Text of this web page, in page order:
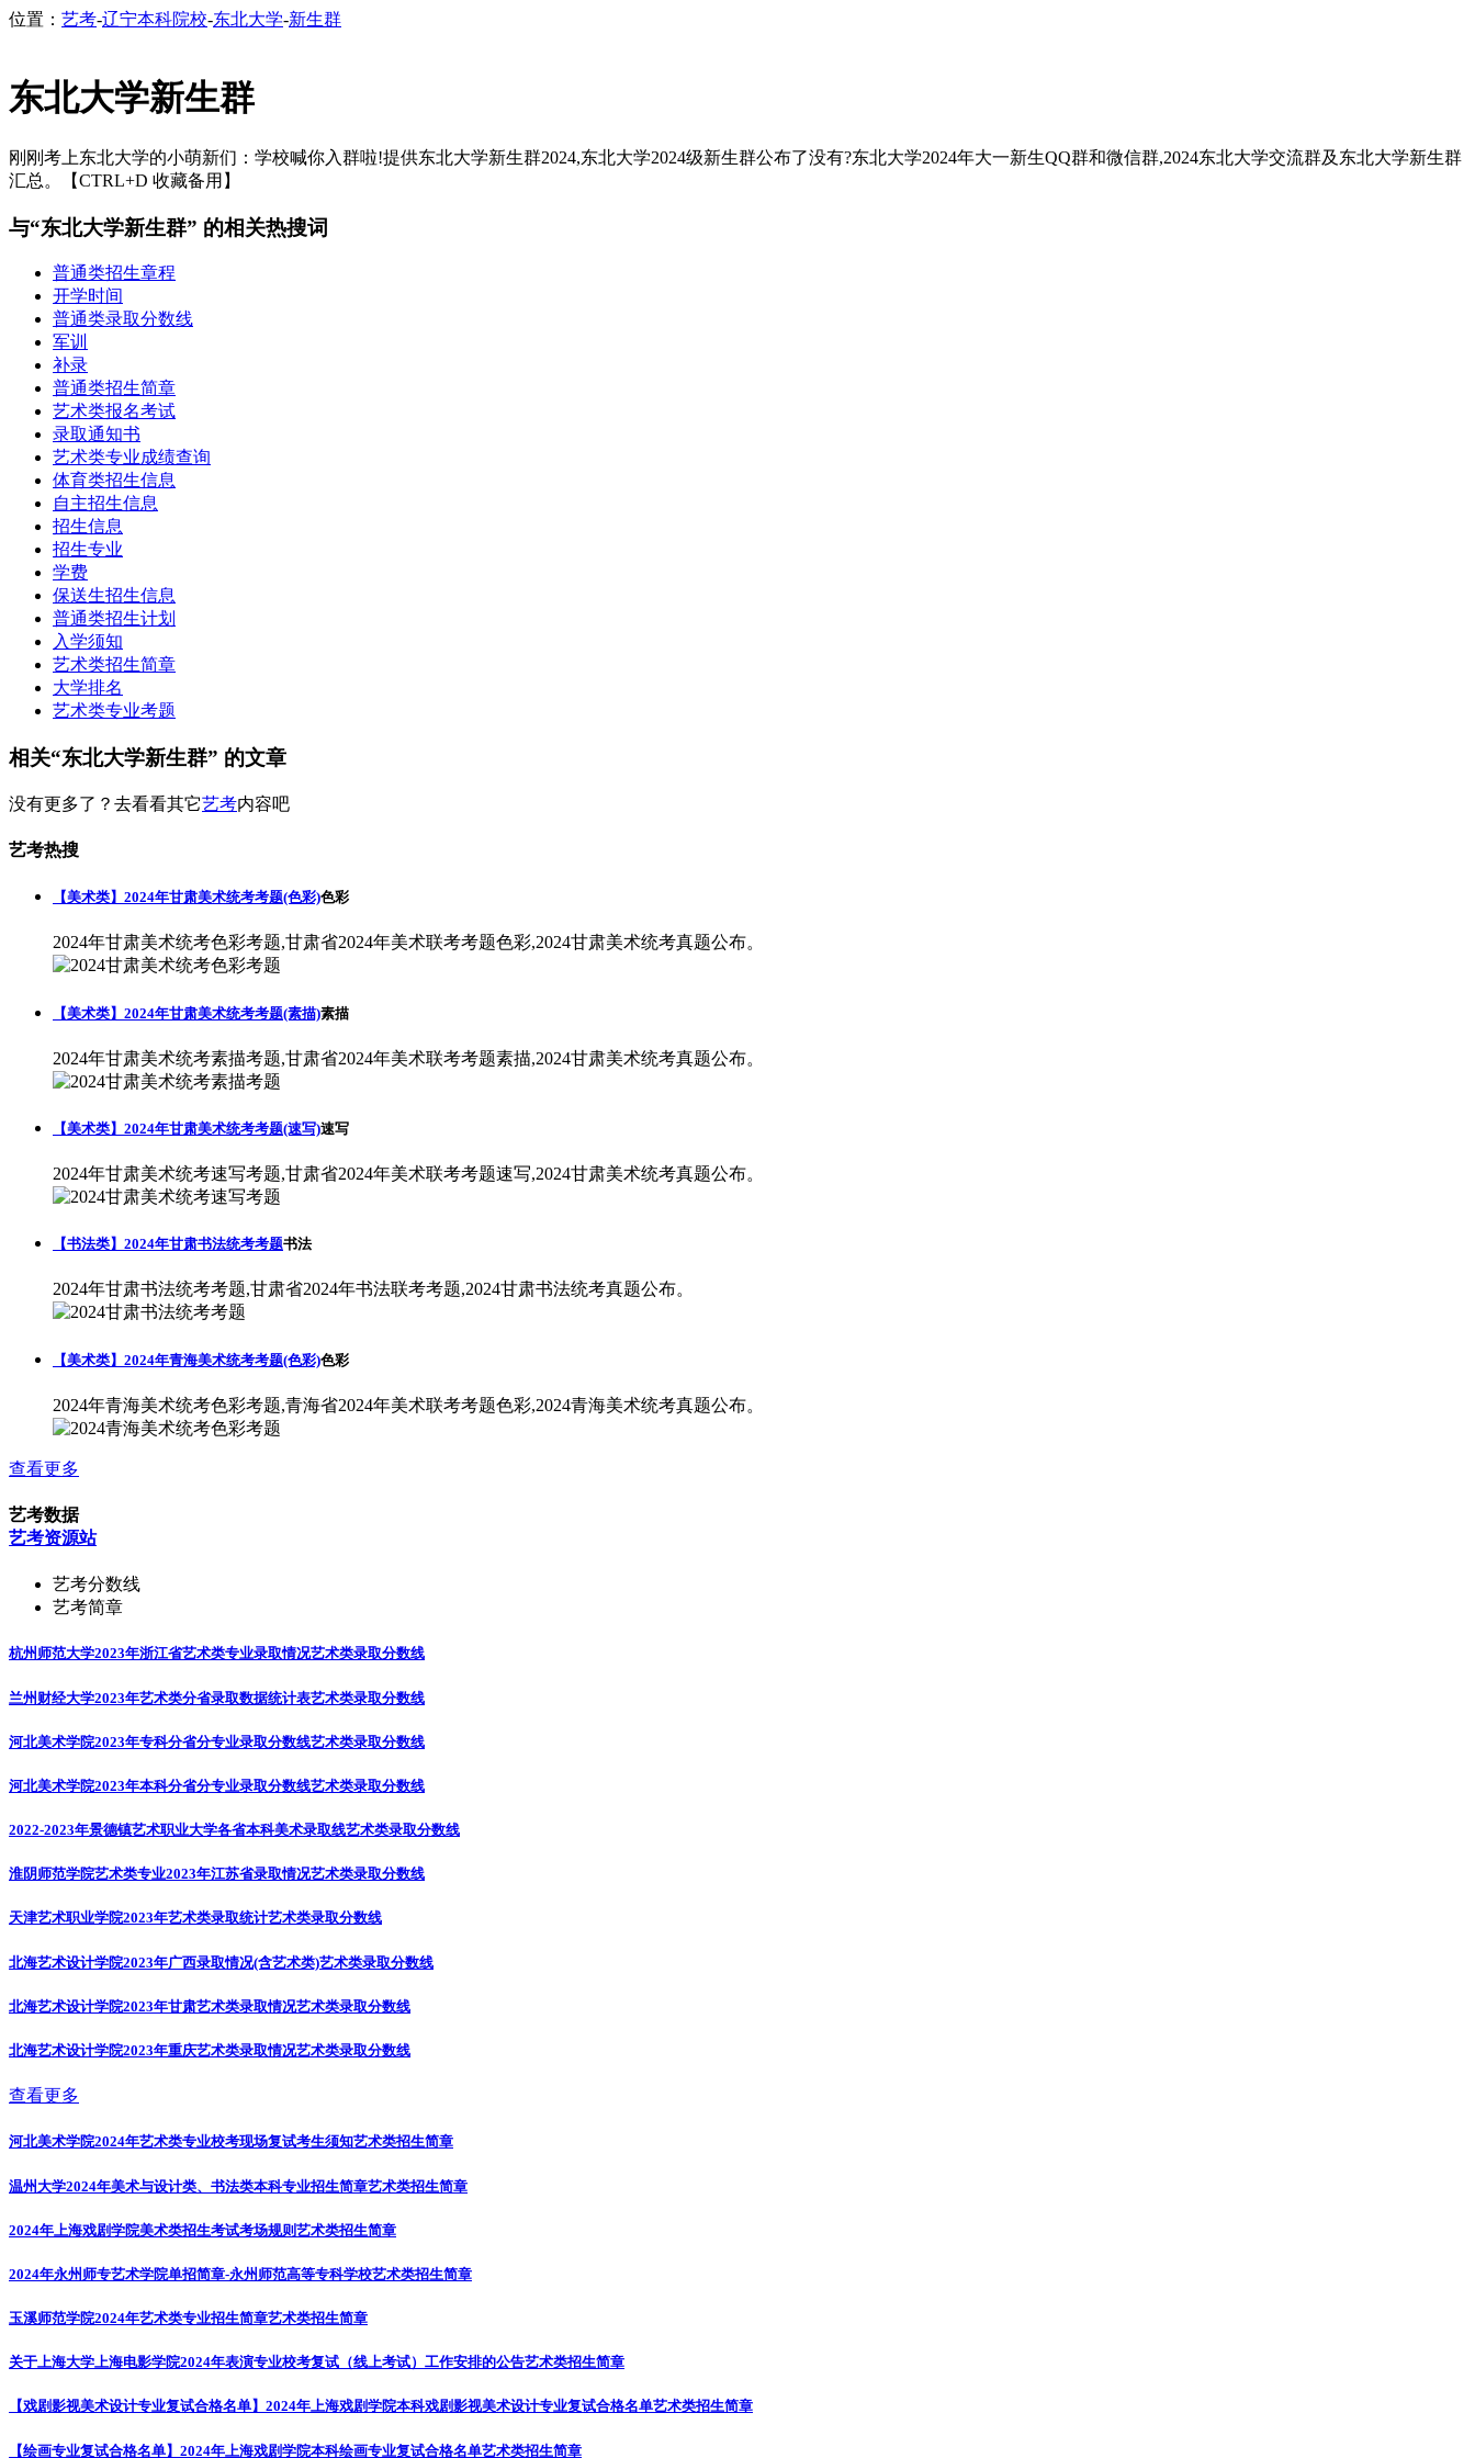
位置： 艺考-辽宁本科院校-东北大学-新生群
东北大学新生群
刚刚考上东北大学的小萌新们：学校喊你入群啦!提供东北大学新生群2024,东北大学2024级新生群公布了没有?东北大学2024年大一新生QQ群和微信群,2024东北大学交流群及东北大学新生群
汇总。【CTRL+D 收藏备用】
与“东北大学新生群” 的相关热搜词
普通类招生章程
开学时间
普通类录取分数线
军训
补录
普通类招生简章
艺术类报名考试
录取通知书
艺术类专业成绩查询
体育类招生信息
自主招生信息
招生信息
招生专业
学费
保送生招生信息
普通类招生计划
入学须知
艺术类招生简章
大学排名
艺术类专业考题
相关“东北大学新生群” 的文章
没有更多了？去看看其它艺考内容吧
艺考热搜
【美术类】2024年甘肃美术统考考题(色彩)色彩
2024年甘肃美术统考色彩考题,甘肃省2024年美术联考考题色彩,2024甘肃美术统考真题公布。
【美术类】2024年甘肃美术统考考题(素描)素描
2024年甘肃美术统考素描考题,甘肃省2024年美术联考考题素描,2024甘肃美术统考真题公布。
【美术类】2024年甘肃美术统考考题(速写)速写
2024年甘肃美术统考速写考题,甘肃省2024年美术联考考题速写,2024甘肃美术统考真题公布。
【书法类】2024年甘肃书法统考考题书法
2024年甘肃书法统考考题,甘肃省2024年书法联考考题,2024甘肃书法统考真题公布。
【美术类】2024年青海美术统考考题(色彩)色彩
2024年青海美术统考色彩考题,青海省2024年美术联考考题色彩,2024青海美术统考真题公布。
查看更多
艺考数据
艺考资源站
艺考分数线
艺考简章
杭州师范大学2023年浙江省艺术类专业录取情况艺术类录取分数线
兰州财经大学2023年艺术类分省录取数据统计表艺术类录取分数线
河北美术学院2023年专科分省分专业录取分数线艺术类录取分数线
河北美术学院2023年本科分省分专业录取分数线艺术类录取分数线
2022-2023年景德镇艺术职业大学各省本科美术录取线艺术类录取分数线
淮阴师范学院艺术类专业2023年江苏省录取情况艺术类录取分数线
天津艺术职业学院2023年艺术类录取统计艺术类录取分数线
北海艺术设计学院2023年广西录取情况(含艺术类)艺术类录取分数线
北海艺术设计学院2023年甘肃艺术类录取情况艺术类录取分数线
北海艺术设计学院2023年重庆艺术类录取情况艺术类录取分数线
查看更多
河北美术学院2024年艺术类专业校考现场复试考生须知艺术类招生简章
温州大学2024年美术与设计类、书法类本科专业招生简章艺术类招生简章
2024年上海戏剧学院美术类招生考试考场规则艺术类招生简章
2024年永州师专艺术学院单招简章-永州师范高等专科学校艺术类招生简章
玉溪师范学院2024年艺术类专业招生简章艺术类招生简章
关于上海大学上海电影学院2024年表演专业校考复试（线上考试）工作安排的公告艺术类招生简章
【戏剧影视美术设计专业复试合格名单】2024年上海戏剧学院本科戏剧影视美术设计专业复试合格名单艺术类招生简章
【绘画专业复试合格名单】2024年上海戏剧学院本科绘画专业复试合格名单艺术类招生简章